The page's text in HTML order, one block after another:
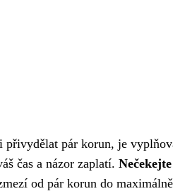
pár korun, je
čas a názor zaplatí.
od pár korun do